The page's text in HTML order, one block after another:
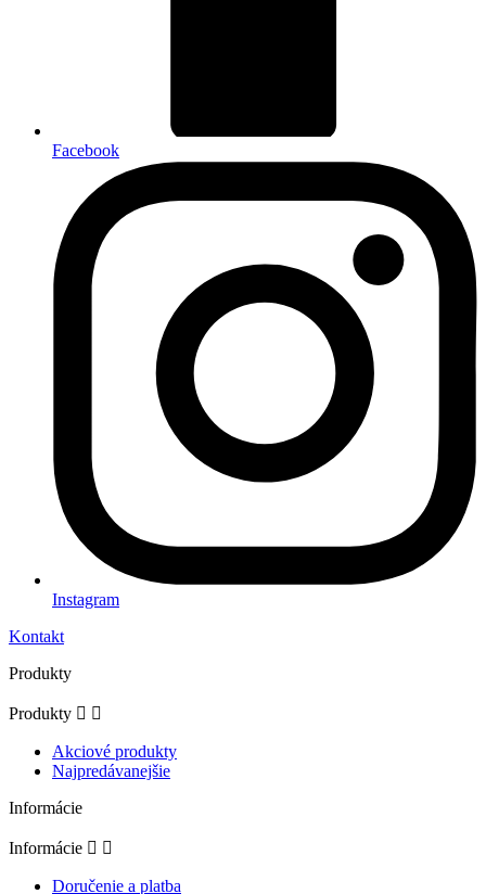
Facebook
Instagram
Kontakt
Produkty
Produkty  
Akciové produkty
Najpredávanejšie
Informácie
Informácie  
Doručenie a platba